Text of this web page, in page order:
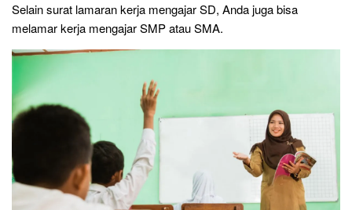
Selain surat lamaran kerja mengajar SD, Anda juga bisa
melamar kerja mengajar SMP atau SMA.